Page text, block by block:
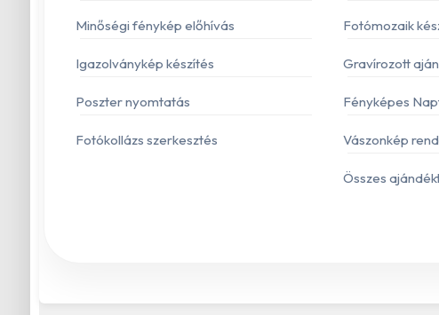
Minőségi fénykép előhívás
Igazolványkép készítés
Poszter nyomtatás
Fotókollázs szerkesztés
Fotómozaik
Gravírozott
Fényképes
Vászonkép
Összes